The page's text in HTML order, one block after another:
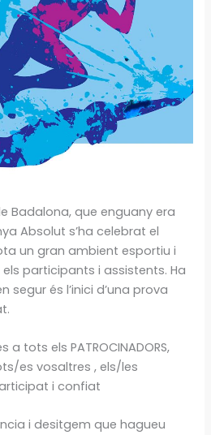
Badalona, que enguany era
Absolut s’ha celebrat el
un gran ambient esportiu i
participants i assistents. Ha
segur és l’inici d’una prova
tots els PATROCINADORS,
es vosaltres , els/les
i confiat
i desitgem que hagueu